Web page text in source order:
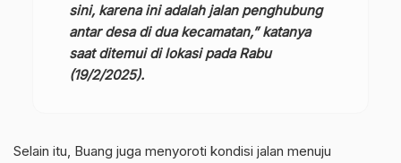
sini, karena ini adalah jalan penghubung
antar desa di dua kecamatan,” katanya
saat ditemui di lokasi pada Rabu
(19/2/2025).
Selain itu, Buang juga menyoroti kondisi jalan menuju